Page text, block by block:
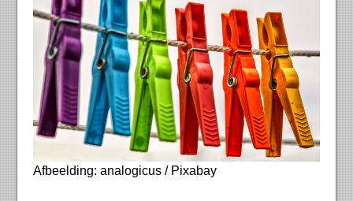
Afbeelding: analogicus / Pixabay